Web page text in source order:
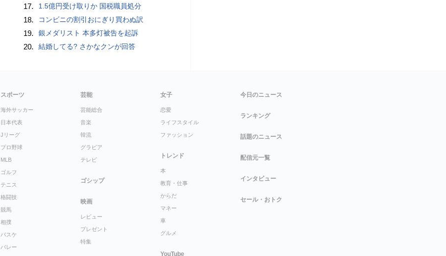
17. 1.5億円受け取りか 国税職員処分
18. コンビニの割引おにぎり買わぬ訳
19. 銀メダリスト 本多灯被告を起訴
20. 結婚してる? さかなクンが回答
スポーツ
海外サッカー
日本代表
Jリーグ
プロ野球
MLB
ゴルフ
テニス
格闘技
競馬
相撲
バスケ
バレー
芸能
芸能総合
音楽
韓流
グラビア
テレビ
ゴシップ
映画
レビュー
プレゼント
特集
女子
恋愛
ライフスタイル
ファッション
トレンド
本
教育・仕事
からだ
マネー
車
グルメ
YouTube
今日のニュース
ランキング
話題のニュース
配信元一覧
インタビュー
セール・おトク